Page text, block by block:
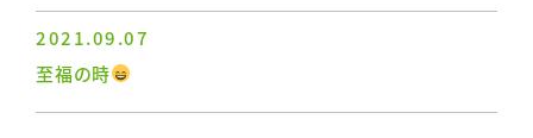
2021.09.07
至福の時